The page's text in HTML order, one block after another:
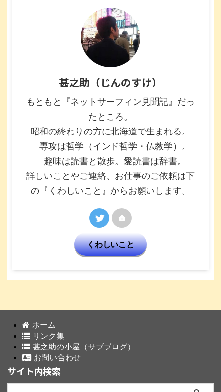
甚之助（じんのすけ）
もともと『ネットサーフィン見聞記』だっ
たところ。
昭和の終わりの方に北海道で生まれる。
専攻は哲学（インド哲学・仏教学）。
趣味は読書と散歩。愛読書は辞書。
詳しいことやご連絡、お仕事のご依頼は下
の『くわしいこと』からお願いします。
くわしいこと
ホーム
リンク集
甚之助の小屋（サブブログ）
お問い合わせ
サイト内検索